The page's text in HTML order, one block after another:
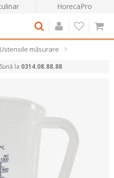
HorecaPro
Ustensile măsurare
la 0314.08.88.88